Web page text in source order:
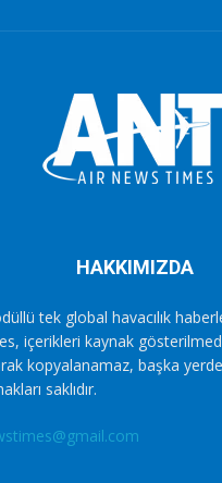
HAKKIMIZDA
tek global havacılık
içerikleri kaynak
kopyalanamaz, başka
saklıdır.